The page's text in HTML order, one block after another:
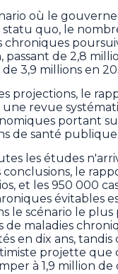
où le
quo, le
chroniques
passant de 2,8
3,9 millions en
projections, le
revue
portant
de santé publique.
les études
le
et les 950 000
évitables
le scénario le
de maladies
en dix ans, tandis
projette que
à 1,9 million de